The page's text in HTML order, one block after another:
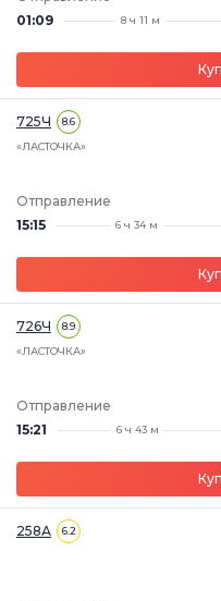
01:09
8 ч 11 м
725Ч 8.6
«ЛАСТОЧКА»
Отправление
15:15
6 ч 34 м
726Ч 8.9
«ЛАСТОЧКА»
Отправление
15:21
6 ч 43 м
258А 6.2